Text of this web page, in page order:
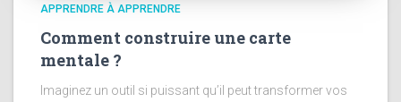
APPRENDRE À APPRENDRE
Comment construire une carte
mentale ?
Imaginez un outil si puissant qu’il peut transformer vos